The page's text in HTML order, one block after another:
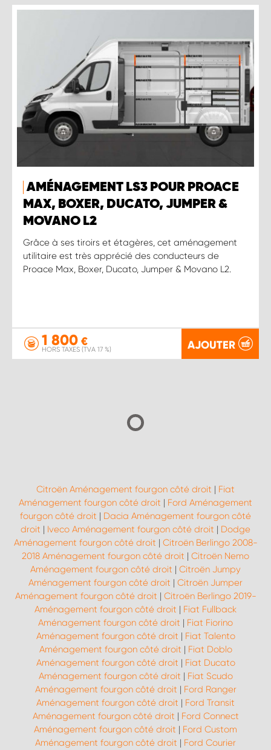
AMÉNAGEMENT LS3 POUR PROACE
MAX, BOXER, DUCATO, JUMPER &
MOVANO L2
Grâce à ses tiroirs et étagères, cet aménagement
utilitaire est très apprécié des conducteurs de
Proace Max, Boxer, Ducato, Jumper & Movano L2.
1 800 €
HORS TAXES (TVA 17 %) AJOUTER
Citroën Aménagement fourgon côté droit | Fiat
Aménagement fourgon côté droit | Ford Aménagement
fourgon côté droit | Dacia Aménagement fourgon côté
droit | Iveco Aménagement fourgon côté droit | Dodge
Aménagement fourgon côté droit | Citroën Berlingo 2008-
2018 Aménagement fourgon côté droit | Citroën Nemo
Aménagement fourgon côté droit | Citroën Jumpy
Aménagement fourgon côté droit | Citroën Jumper
Aménagement fourgon côté droit | Citroën Berlingo 2019-
Aménagement fourgon côté droit | Fiat Fullback
Aménagement fourgon côté droit | Fiat Fiorino
Aménagement fourgon côté droit | Fiat Talento
Aménagement fourgon côté droit | Fiat Doblo
Aménagement fourgon côté droit | Fiat Ducato
Aménagement fourgon côté droit | Fiat Scudo
Aménagement fourgon côté droit | Ford Ranger
Aménagement fourgon côté droit | Ford Transit
Aménagement fourgon côté droit | Ford Connect
Aménagement fourgon côté droit | Ford Custom
Aménagement fourgon côté droit | Ford Courier